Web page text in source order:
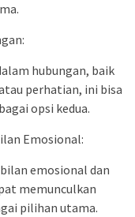
hubungan, baik
perhatian, ini bisa
opsi kedua.
Emosional:
emosional dan
memunculkan
pilihan utama.